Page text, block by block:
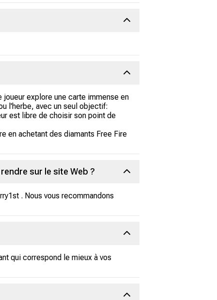
explore une carte immense en
l'herbe, avec un seul objectif:
est libre de choisir son point de
en achetant des diamants Free Fire
sur le site Web ?
. Nous vous recommandons
qui correspond le mieux à vos